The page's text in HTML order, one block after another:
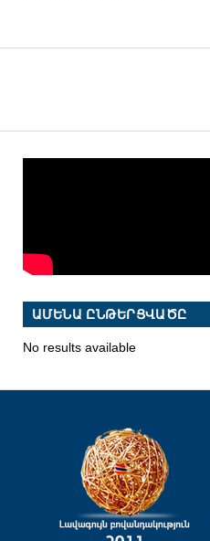
ԱՄԵՆԱ ԸՆԹԵՐՑՎԱԾԸ
No results available